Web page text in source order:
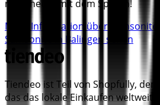
noch heute mit dem Sparen!
Mehr Information über Samsonite
Samsonite in Balingen sehen
Tiendeo ist Teil von Shopfully,
das das lokale Einkaufen weltweit